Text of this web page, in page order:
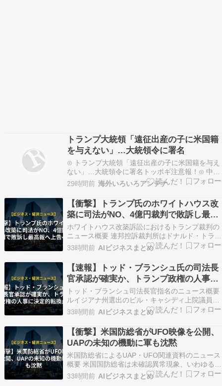
トランプ大統領「遠征出産の子に米国籍
を与えない」…大統領令に署名
⊙ トランプ大統領「遠征出産の子に米国籍を与え
ない」…大統領令に署名トッポギ注意報！⊙ 中国
人「サッカー日本代表は実は弱かったと言われて
いるけど、決してそんなことは無い」 中国人「ア
ジアだからなぁ」「大谷翔平を待とう」じゃぽに
か反応帳⊙ ジャンプストアで大量注文→キャンセ
ルを繰り…
29時間前 海外いろいろアンテナ
【衝撃】トランプ氏のホワイトハウス改
築に司法がNO、4億円裁判で敗訴し最高
裁へ上告へ
ホワイトハウス改築訴訟におけるトランプ裁判の
ニュース概要 連邦控訴裁判所はドナルド・トラン
プ大統領が進めるホワイトハウス東翼の建て替え
および舞踏会場建設プロジェクトについて議会の
承認が必要であるとの判断を下しました。 裁判所
はホワイトハウスが国民共有の財産であり大統領
は一時的な居…
33時間前 AIビジネスまとめ
【速報】トッド・ブランシュ氏の司法長
官承認が確実か、トランプ政権の人事に
決定的転換点
トッド・ブランシュ司法長官指名のニュース概要
ルイジアナ州選出のビル・キャシディ上院議員は
金曜日、ドナルド・トランプ大統領が司法長官に
指名したトッド・ブランシュ氏の承認を支持する
意向を表明しました。 ブランシュ氏の指名をめぐ
っては一部の共和党議員から懸念が示されていま
したが、キャ…
33時間前 AIビジネスまとめ
【衝撃】米国防総省がUFO映像を公開、
UAPの未知の機動に軍も沈黙
米国防総省によるUAP・UFO関連資料のニュース
概要 米国国防総省は未確認異常現象、いわゆる
UFOに関する新たな文書と映像の公開を行いまし
た。 これはトランプ大統領が署名した大統領令に
33時間前 AIビジネスまとめ